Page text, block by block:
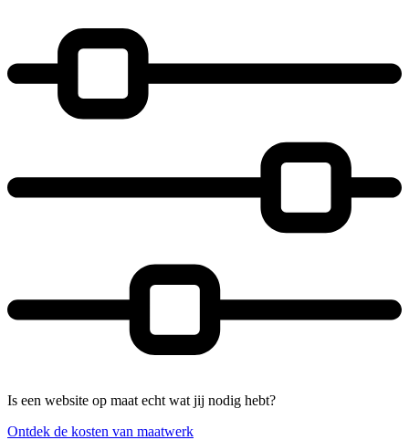
Is een website op maat echt wat jij nodig hebt?
Ontdek de kosten van maatwerk